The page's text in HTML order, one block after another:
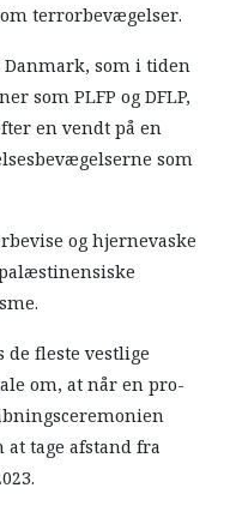
terrorbevægelser.
som i tiden
som PLFP og DFLP,
en vendt på en
som
og hjernevaske
fleste vestlige
om, at når en pro-
tage afstand fra